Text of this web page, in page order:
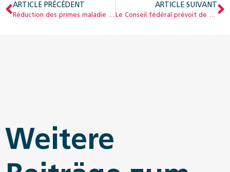
ARTICLE PRÉCÉDENT
Réduction des primes maladie : les cantons y contribueront davantage à l’avenir
ARTICLE SUIVANT
Le Conseil fédéral prévoit de créer une plateforme numérique du 1er pilier
Weitere